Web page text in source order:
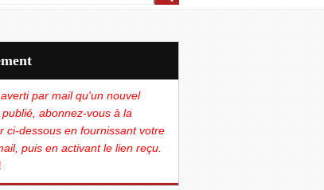
par mail qu'un nouvel
abonnez-vous à la
ci-dessous en fournissant votre
puis en activant le lien reçu.